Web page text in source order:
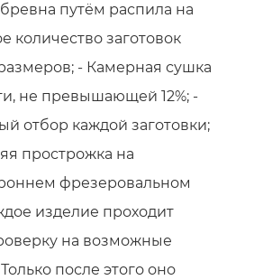
путём распила на
количество заготовок
- Камерная сушка
не превышающей 12%; -
отбор каждой заготовки;
прострожка на
фрезеровальном
изделие проходит
на возможные
после этого оно